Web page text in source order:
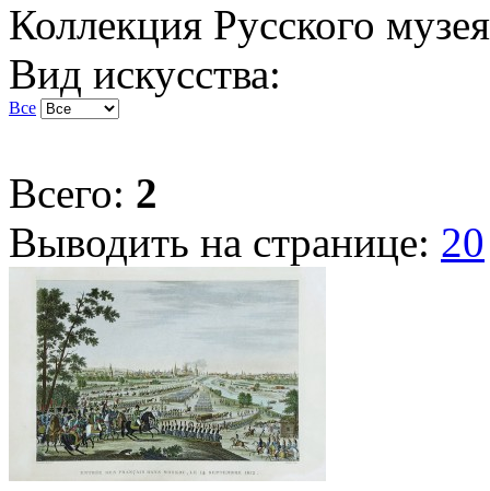
Коллекция Русского музея
Вид искусства:
Все
Всего: 2
Выводить на странице: 20